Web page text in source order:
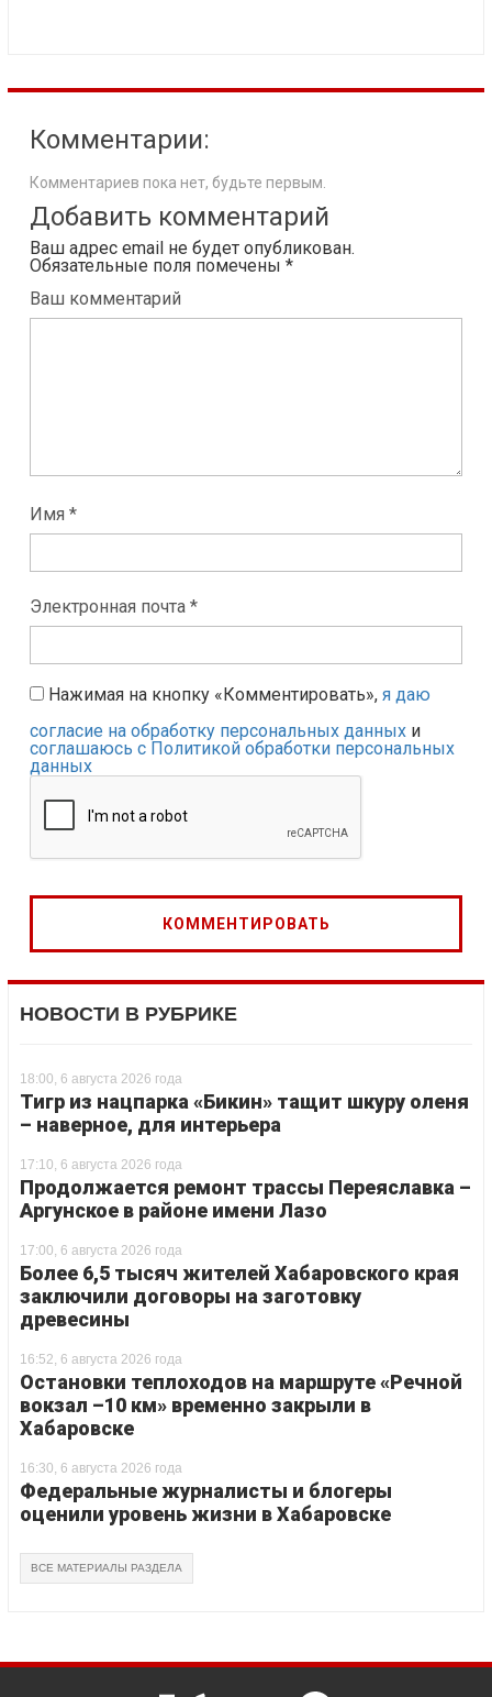
Комментарии:
Комментариев пока нет, будьте первым.
Добавить комментарий
Ваш адрес email не будет опубликован.
Обязательные поля помечены *
Ваш комментарий
Имя *
Электронная почта *
Нажимая на кнопку «Комментировать», я даю
согласие на обработку персональных данных и
соглашаюсь с Политикой обработки персональных
данных
НОВОСТИ В РУБРИКЕ
18:00, 6 августа 2026 года
Тигр из нацпарка «Бикин» тащит шкуру оленя
– наверное, для интерьера
17:10, 6 августа 2026 года
Продолжается ремонт трассы Переяславка –
Аргунское в районе имени Лазо
17:00, 6 августа 2026 года
Более 6,5 тысяч жителей Хабаровского края
заключили договоры на заготовку
древесины
16:52, 6 августа 2026 года
Остановки теплоходов на маршруте «Речной
вокзал –10 км» временно закрыли в
Хабаровске
16:30, 6 августа 2026 года
Федеральные журналисты и блогеры
оценили уровень жизни в Хабаровске
ВСЕ МАТЕРИАЛЫ РАЗДЕЛА